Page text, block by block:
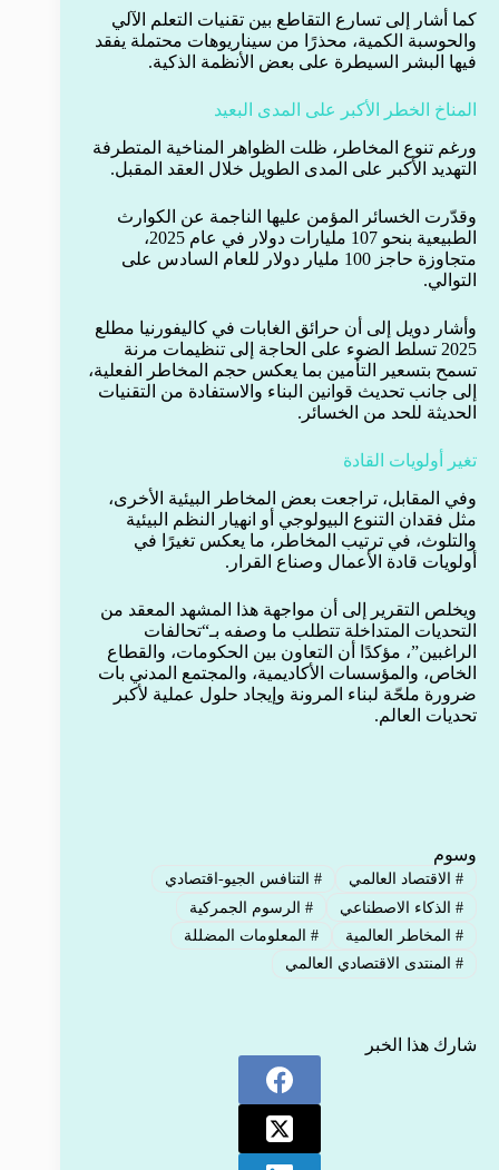
كما أشار إلى تسارع التقاطع بين تقنيات التعلم الآلي
والحوسبة الكمية، محذرًا من سيناريوهات محتملة يفقد
فيها البشر السيطرة على بعض الأنظمة الذكية.
المناخ الخطر الأكبر على المدى البعيد
ورغم تنوع المخاطر، ظلت الظواهر المناخية المتطرفة
التهديد الأكبر على المدى الطويل خلال العقد المقبل.
وقدّرت الخسائر المؤمن عليها الناجمة عن الكوارث
الطبيعية بنحو 107 مليارات دولار في عام 2025،
متجاوزة حاجز 100 مليار دولار للعام السادس على
التوالي.
وأشار دويل إلى أن حرائق الغابات في كاليفورنيا مطلع
2025 تسلط الضوء على الحاجة إلى تنظيمات مرنة
تسمح بتسعير التأمين بما يعكس حجم المخاطر الفعلية،
إلى جانب تحديث قوانين البناء والاستفادة من التقنيات
الحديثة للحد من الخسائر.
تغير أولويات القادة
وفي المقابل، تراجعت بعض المخاطر البيئية الأخرى،
مثل فقدان التنوع البيولوجي أو انهيار النظم البيئية
والتلوث، في ترتيب المخاطر، ما يعكس تغيرًا في
أولويات قادة الأعمال وصناع القرار.
ويخلص التقرير إلى أن مواجهة هذا المشهد المعقد من
التحديات المتداخلة تتطلب ما وصفه بـ“تحالفات
الراغبين”، مؤكدًا أن التعاون بين الحكومات، والقطاع
الخاص، والمؤسسات الأكاديمية، والمجتمع المدني بات
ضرورة ملحّة لبناء المرونة وإيجاد حلول عملية لأكبر
تحديات العالم.
وسوم
#الاقتصاد العالمي #التنافس الجيو-اقتصادي
#الذكاء الاصطناعي #الرسوم الجمركية
#المخاطر العالمية #المعلومات المضللة
#المنتدى الاقتصادي العالمي
شارك هذا الخبر